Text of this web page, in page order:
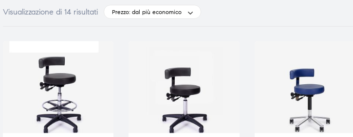
Visualizzazione di 14 risultati Prezzo: dal più economico